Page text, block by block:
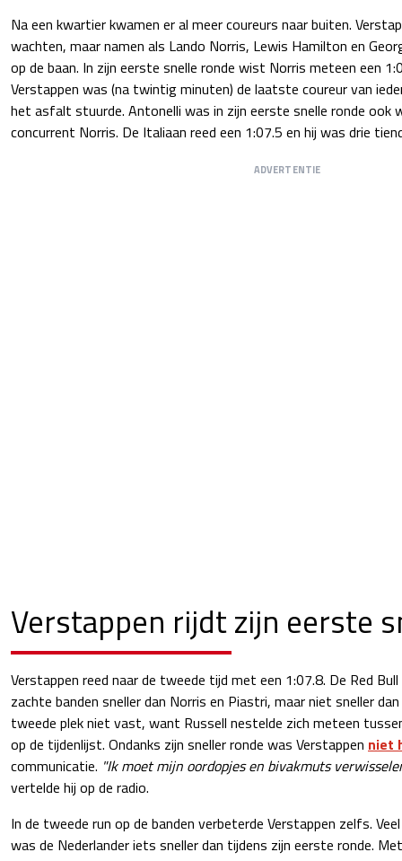
Na een kwartier kwamen er al meer coureurs naar buiten.
wachten, maar namen als Lando Norris, Lewis Hamilton en
op de baan. In zijn eerste snelle ronde wist Norris meteen een
Verstappen was (na twintig minuten) de laatste coureur van
het asfalt stuurde. Antonelli was in zijn eerste snelle ronde ook
concurrent Norris. De Italiaan reed een 1:07.5 en hij was drie
ADVERTENTIE
Verstappen rijdt zijn eerste
Verstappen reed naar de tweede tijd met een 1:07.8. De Red
zachte banden sneller dan Norris en Piastri, maar niet sneller
tweede plek niet vast, want Russell nestelde zich meteen
op de tijdenlijst. Ondanks zijn sneller ronde was Verstappen niet
communicatie. "Ik moet mijn oordopjes en bivakmuts
vertelde hij op de radio.
In de tweede run op de banden verbeterde Verstappen zelfs.
was de Nederlander iets sneller dan tijdens zijn eerste ronde.